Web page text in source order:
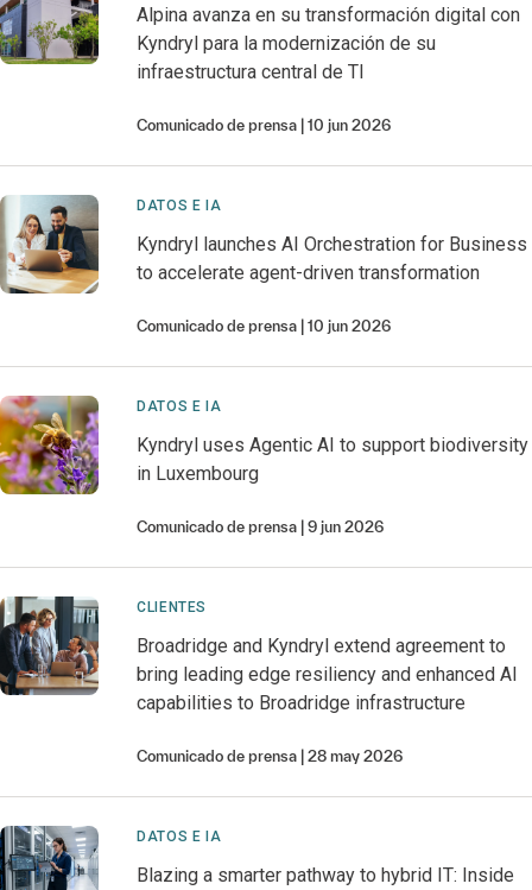
Alpina avanza en su transformación digital con
Kyndryl para la modernización de su
infraestructura central de TI
Comunicado de prensa 10 jun 2026
DATOS E IA
Kyndryl launches AI Orchestration for Business
to accelerate agent-driven transformation
Comunicado de prensa 10 jun 2026
DATOS E IA
Kyndryl uses Agentic AI to support biodiversity
in Luxembourg
Comunicado de prensa 9 jun 2026
CLIENTES
Broadridge and Kyndryl extend agreement to
bring leading edge resiliency and enhanced AI
capabilities to Broadridge infrastructure
Comunicado de prensa 28 may 2026
DATOS E IA
Blazing a smarter pathway to hybrid IT: Inside